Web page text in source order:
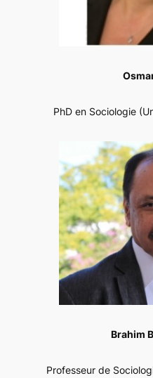
PhD en Sociologie
Brahim
Professeur de